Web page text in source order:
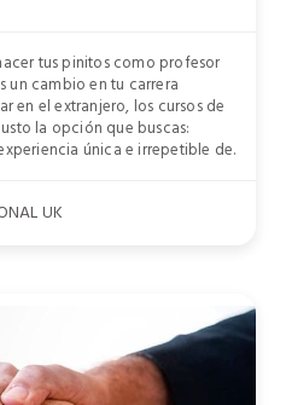
tus pinitos como profesor
un cambio en tu carrera
en el extranjero, los cursos de
la opción que buscas:
única e irrepetible de.
UK